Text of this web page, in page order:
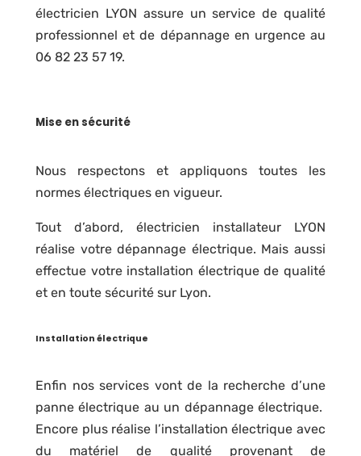
électricien LYON assure un service de qualité
professionnel et de dépannage en urgence au
06 82 23 57 19.
Mise en sécurité
Nous respectons et appliquons toutes les
normes électriques en vigueur.
Tout d’abord, électricien installateur LYON
réalise votre dépannage électrique. Mais aussi
effectue votre installation électrique de qualité
et en toute sécurité sur Lyon.
Installation électrique
Enfin nos services vont de la recherche d’une
panne électrique au un dépannage électrique.
Encore plus réalise l’installation électrique avec
du matériel de qualité provenant de